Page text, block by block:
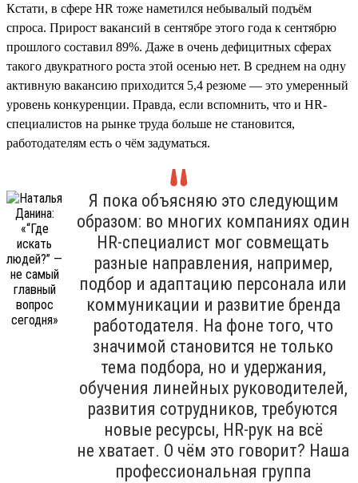
Кстати, в сфере HR тоже наметился небывалый подъём
спроса. Прирост вакансий в сентябре этого года к сентябрю
прошлого составил 89%. Даже в очень дефицитных сферах
такого двукратного роста этой осенью нет. В среднем на одну
активную вакансию приходится 5,4 резюме — это умеренный
уровень конкуренции. Правда, если вспомнить, что и HR-
специалистов на рынке труда больше не становится,
работодателям есть о чём задуматься.
Я пока объясняю это следующим
образом: во многих компаниях один
HR-специалист мог совмещать
разные направления, например,
подбор и адаптацию персонала или
коммуникации и развитие бренда
работодателя. На фоне того, что
значимой становится не только
тема подбора, но и удержания,
обучения линейных руководителей,
развития сотрудников, требуются
новые ресурсы, HR-рук на всё
не хватает. О чём это говорит? Наша
профессиональная группа